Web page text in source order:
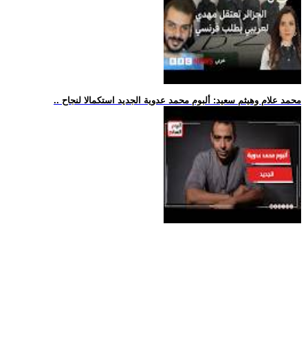
.. محمد علام وهيثم سعيد: ألبوم محمد عدوية الجديد استكمالا لنجاح